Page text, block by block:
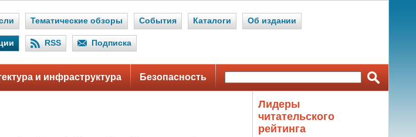
Тематические обзоры События Каталоги Об издании
RSS Подписка
и инфраструктура Безопасность
Лидеры
читательского
рейтинга